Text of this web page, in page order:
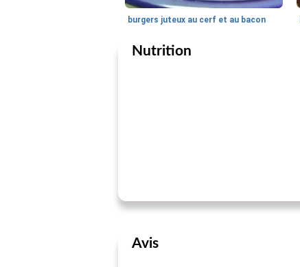
burgers juteux au cerf et au bacon
Nutrition
Avis